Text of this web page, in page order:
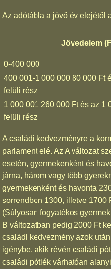
Az adótábla a jövő év elejétől
Jövedelem
0-400 000
400 001-1 000 000 80 000 Ft
felüli rész
1 000 001 260 000 Ft és az 1
felüli rész
A családi kedvezményre a
parlament elé. Az A változat
esetén, gyermekenként és
járna, három vagy több
gyermekenként és havonta
sorrendben 1300, illetve 1700
(Súlyosan fogyatékos
B változatban pedig 2000 Ft
családi kedvezmény azok
igénybe, akik révén családi
családi pótlék várhatóan